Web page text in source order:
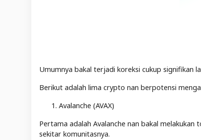
Umumnya bakal terjadi koreksi cukup signifikan
Berikut adalah lima crypto nan berpotensi
Avalanche (AVAX)
Pertama adalah Avalanche nan bakal
sekitar komunitasnya.